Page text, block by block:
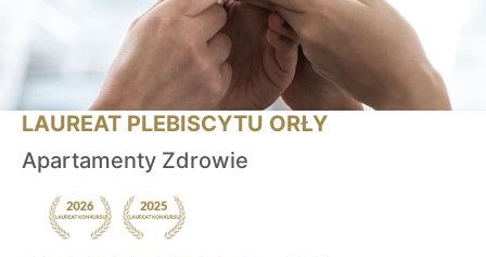
LAUREAT PLEBISCYTU ORŁY
Apartamenty Zdrowie